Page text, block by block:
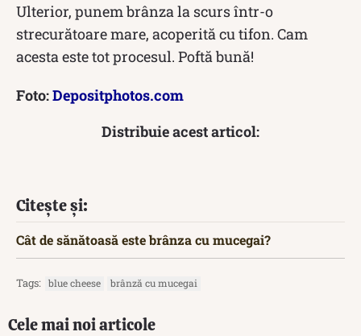
Ulterior, punem brânza la scurs într-o
strecurătoare mare, acoperită cu tifon. Cam
acesta este tot procesul. Poftă bună!
Foto:Depositphotos.com
Distribuie acest articol:
Citește și:
Cât de sănătoasă este brânza cu mucegai?
Tags: blue cheese brânză cu mucegai
Cele mai noi articole